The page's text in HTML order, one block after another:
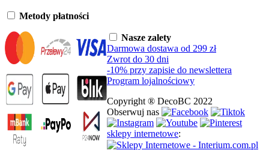
Metody płatności
Nasze zalety
Darmowa dostawa od 299 zł
Zwrot do 30 dni
-10% przy zapisie do newslettera
Program lojalnościowy
Copyright ® DecoBC 2022
Obserwuj nas
sklepy internetowe: